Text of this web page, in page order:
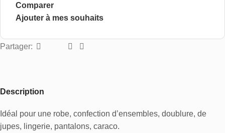
Comparer
Ajouter à mes souhaits
Partager:
Description
Idéal pour une robe, confection d’ensembles, doublure, de
jupes, lingerie, pantalons, caraco.